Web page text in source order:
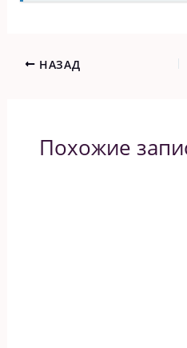
НАЗАД
Похожие